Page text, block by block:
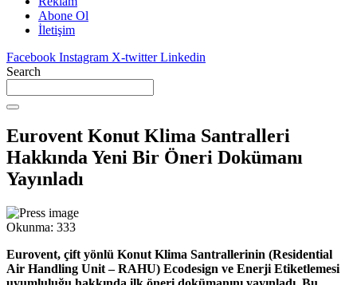
Abone Ol
İletişim
Facebook Instagram X-twitter Linkedin
Search
Eurovent Konut Klima Santralleri
Hakkında Yeni Bir Öneri Dokümanı
Yayınladı
Okunma: 333
Eurovent, çift yönlü Konut Klima Santrallerinin (Residential
Air Handling Unit – RAHU) Ecodesign ve Enerji Etiketlemesi